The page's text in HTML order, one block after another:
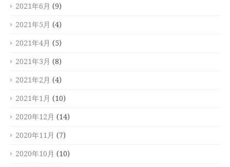
2021年6月 (9)
2021年5月 (4)
2021年4月 (5)
2021年3月 (8)
2021年2月 (4)
2021年1月 (10)
2020年12月 (14)
2020年11月 (7)
2020年10月 (10)